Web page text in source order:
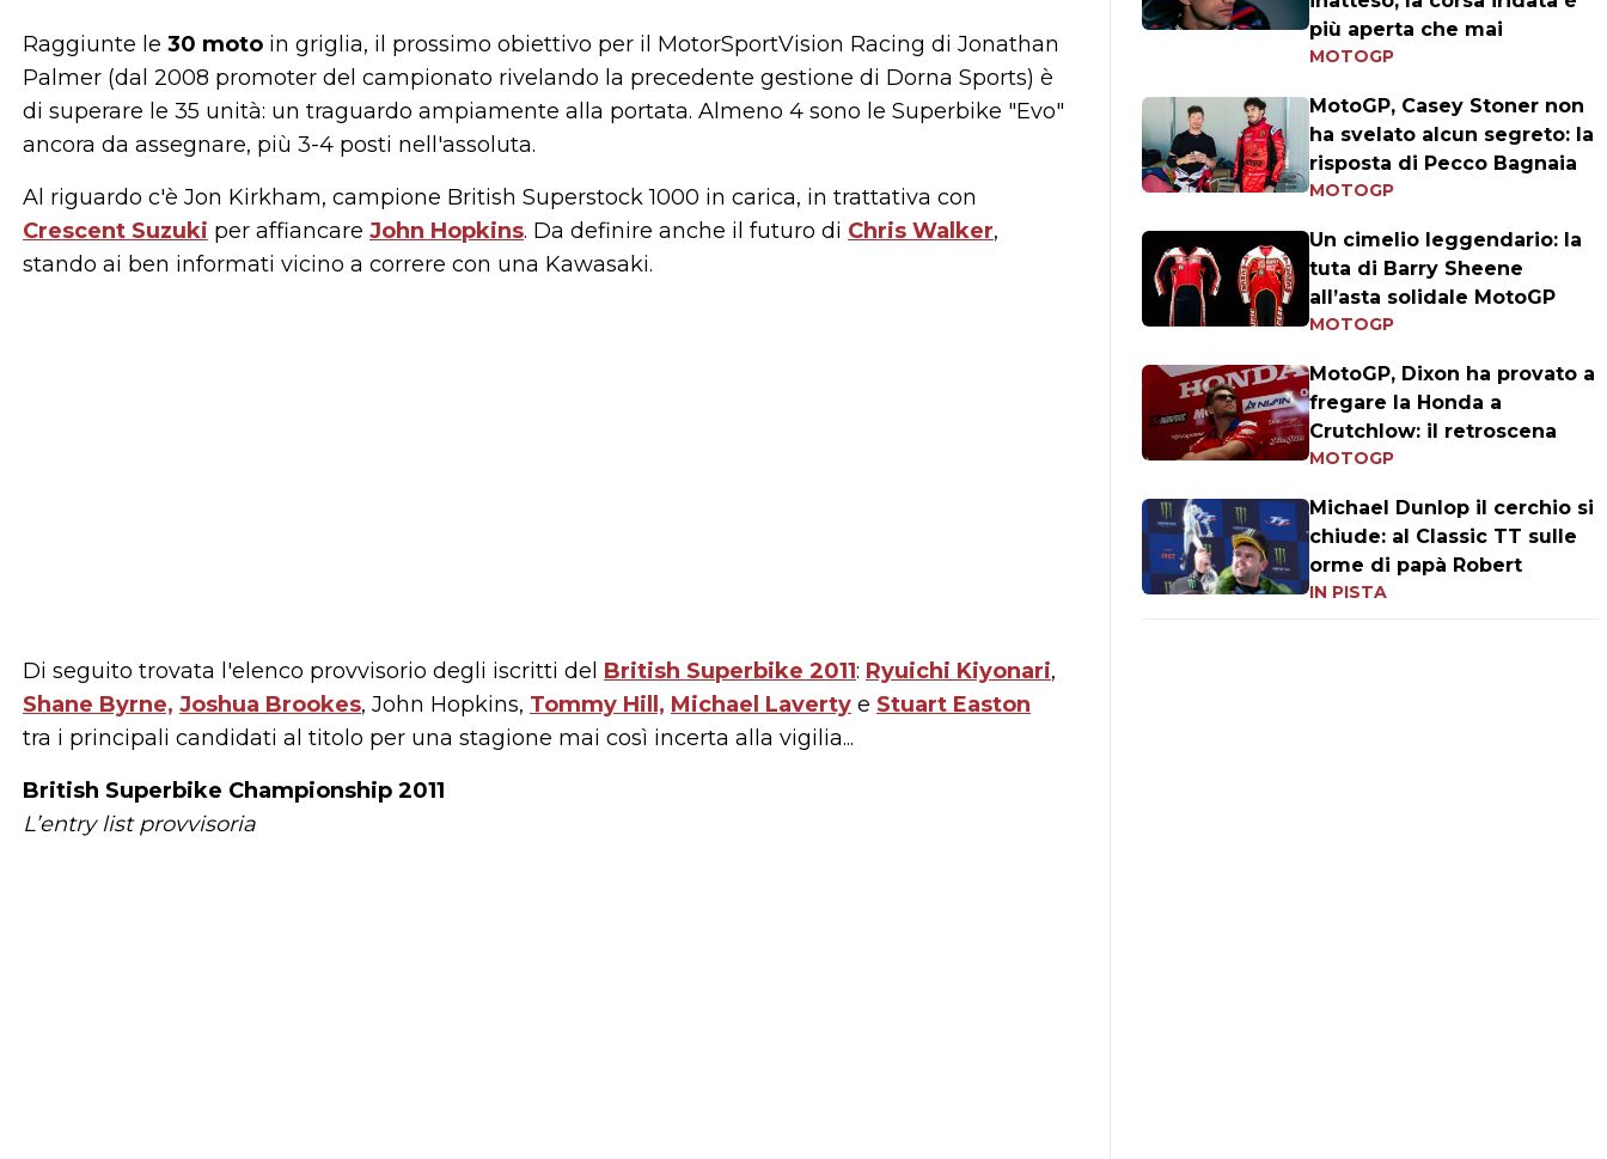
Raggiunte le 30 moto in griglia, il prossimo obiettivo per il MotorSportVision Racing di Jonathan
Palmer (dal 2008 promoter del campionato rivelando la precedente gestione di Dorna Sports) è
di superare le 35 unità: un traguardo ampiamente alla portata. Almeno 4 sono le Superbike "Evo"
ancora da assegnare, più 3-4 posti nell'assoluta.
Al riguardo c'è Jon Kirkham, campione British Superstock 1000 in carica, in trattativa con
Crescent Suzuki per affiancare John Hopkins. Da definire anche il futuro di Chris Walker,
stando ai ben informati vicino a correre con una Kawasaki.
Di seguito trovata l'elenco provvisorio degli iscritti del British Superbike 2011: Ryuichi Kiyonari,
Shane Byrne, Joshua Brookes, John Hopkins, Tommy Hill, Michael Laverty e Stuart Easton
tra i principali candidati al titolo per una stagione mai così incerta alla vigilia...
British Superbike Championship 2011
L’entry list provvisoria
più aperta che mai
MOTOGP
MotoGP, Casey Stoner non
ha svelato alcun segreto: la
risposta di Pecco Bagnaia
MOTOGP
Un cimelio leggendario: la
tuta di Barry Sheene
all’asta solidale MotoGP
MOTOGP
MotoGP, Dixon ha provato a
fregare la Honda a
Crutchlow: il retroscena
MOTOGP
Michael Dunlop il cerchio si
chiude: al Classic TT sulle
orme di papà Robert
IN PISTA